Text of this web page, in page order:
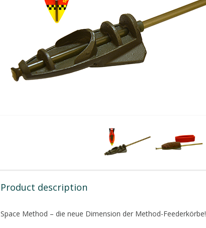
Product description
Space Method – die neue Dimension der Method-Feederkörbe!